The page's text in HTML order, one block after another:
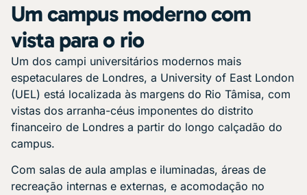
Um campus moderno com
vista para o rio
Um dos campi universitários modernos mais
espetaculares de Londres, a University of East London
(UEL) está localizada às margens do Rio Tâmisa, com
vistas dos arranha-céus imponentes do distrito
financeiro de Londres a partir do longo calçadão do
campus.
Com salas de aula amplas e iluminadas, áreas de
recreação internas e externas, e acomodação no